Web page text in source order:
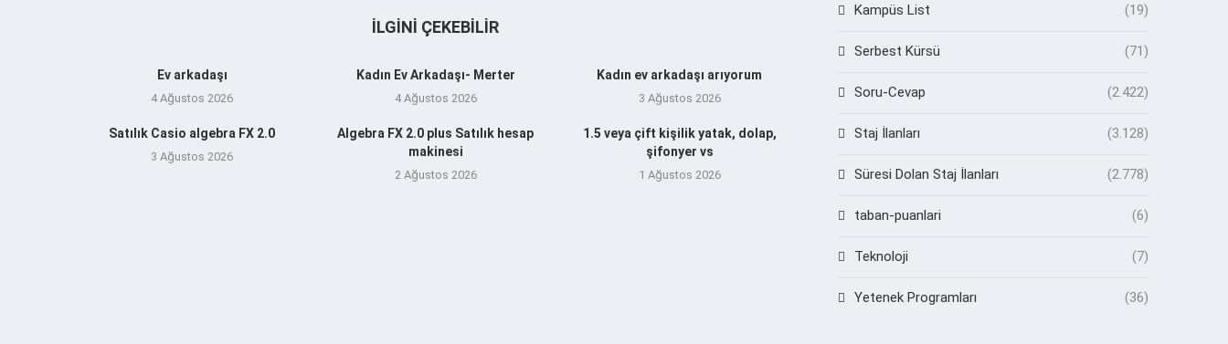
İLGINI ÇEKEBILIR
Ev arkadaşı
4 Ağustos 2026
Kadın Ev Arkadaşı- Merter
4 Ağustos 2026
Kadın ev arkadaşı arıyorum
3 Ağustos 2026
Satılık Casio algebra FX 2.0
3 Ağustos 2026
Algebra FX 2.0 plus Satılık hesap
makinesi
2 Ağustos 2026
1.5 veya çift kişilik yatak, dolap,
şifonyer vs
1 Ağustos 2026
Kampüs List (19)
Serbest Kürsü (71)
Soru-Cevap (2.422)
Staj İlanları (3.128)
Süresi Dolan Staj İlanları (2.778)
taban-puanlari (6)
Teknoloji (7)
Yetenek Programları (36)